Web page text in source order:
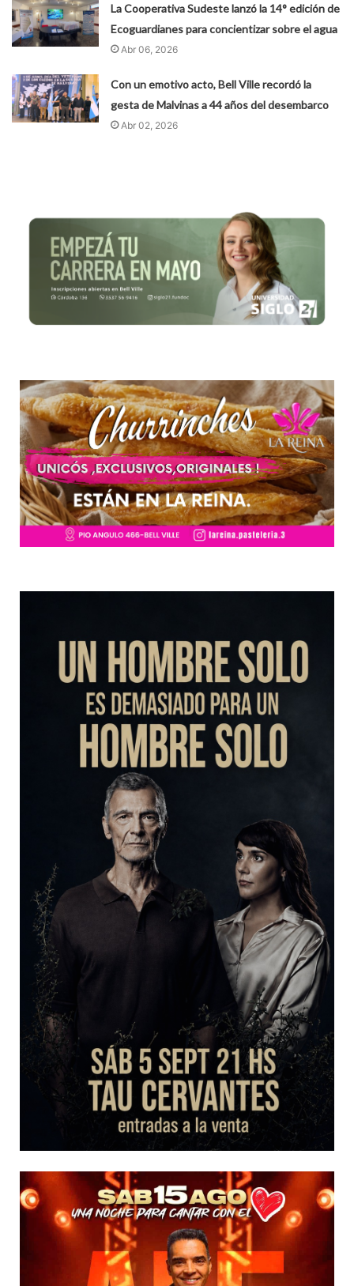
La Cooperativa Sudeste lanzó la 14° edición de
Ecoguardianes para concientizar sobre el agua
Abr 06, 2026
Con un emotivo acto, Bell Ville recordó la
gesta de Malvinas a 44 años del desembarco
Abr 02, 2026